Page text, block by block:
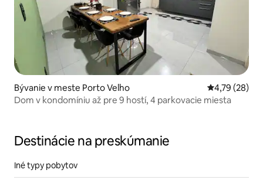
Bývanie v meste Porto Velho Priemerné
4,79 (28)
Dom v kondomíniu až pre 9 hostí, 4 parkovacie miesta
Destinácie na preskúmanie
Iné typy pobytov